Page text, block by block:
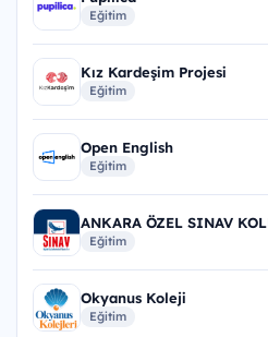
Eğitim
Kız Kardeşim Projesi
Eğitim
Open English
Eğitim
ANKARA ÖZEL SINAV
Eğitim
Okyanus Koleji
Eğitim